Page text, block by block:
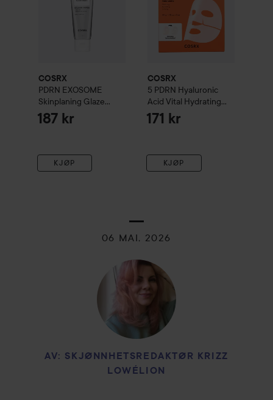
COSRX
PDRN EXOSOME
Skinplaning Glaze
Mask 50 ml
187 kr
KJØP
COSRX
5 PDRN Hyaluronic
Acid Vital Hydrating
Hydrogel Mask
171 kr
KJØP
06 MAI, 2026
AV: SKJØNNHETSREDAKTØR KRIZZ
LOWÉLION